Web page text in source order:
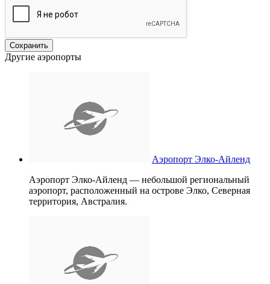
Другие аэропорты
Аэропорт Элко-Айленд
Аэропорт Элко-Айленд — небольшой региональный
аэропорт, расположенный на острове Элко, Северная
территория, Австралия.